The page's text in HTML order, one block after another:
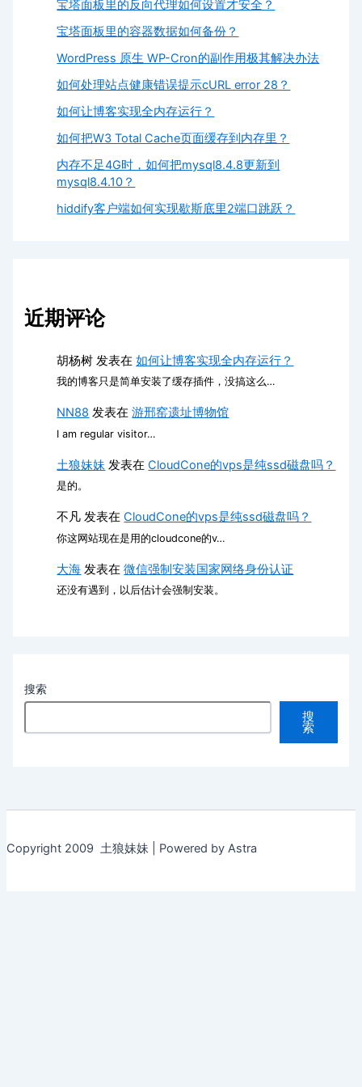
宝塔面板里的反向代理如何设置才安全？
宝塔面板里的容器数据如何备份？
WordPress 原生 WP-Cron的副作用极其解决办法
如何处理站点健康错误提示cURL error 28？
如何让博客实现全内存运行？
如何把W3 Total Cache页面缓存到内存里？
内存不足4G时，如何把mysql8.4.8更新到
mysql8.4.10？
hiddify客户端如何实现歇斯底里2端口跳跃？
近期评论
胡杨树 发表在如何让博客实现全内存运行？
我的博客只是简单安装了缓存插件，没搞这么…
NN88 发表在游邢窑遗址博物馆
I am regular visitor…
土狼妹妹 发表在CloudCone的vps是纯ssd磁盘吗？
是的。
不凡 发表在CloudCone的vps是纯ssd磁盘吗？
你这网站现在是用的cloudcone的v…
大海 发表在微信强制安装国家网络身份认证
还没有遇到，以后估计会强制安装。
搜索
搜
索
Copyright 2009 土狼妹妹 | Powered by Astra